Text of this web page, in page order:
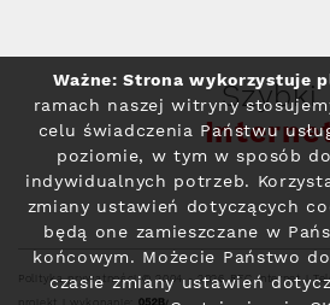
Szybki
Polityka prywatności© 2004 - 2026 RFC Internet i
Ważne: Strona wykorzystuje
ramach naszej witryny
celu świadczenia Państwu
poziomie, w tym w sposób
indywidualnych potrzeb.
zmiany ustawień dotyczących
będą one zamieszczane w
końcowym. Możecie Państwo
czasie zmiany ustawień